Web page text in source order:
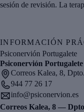
sesión de revisión. La
INFORMACIÓN
Psiconervión Portugalete
Psiconervión Portugalete
Correos Kalea, 8,
944 77 26 17
info@psiconervion.es
Correos Kalea, 8 —